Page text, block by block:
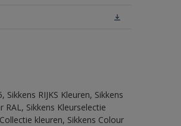
RIJKS Kleuren, Sikkens
RAL, Sikkens Kleurselectie
kleuren, Sikkens Colour